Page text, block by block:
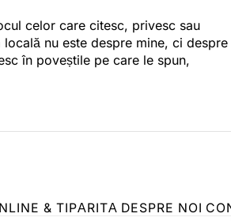
celor care citesc, privesc sau
nu este despre mine, ci despre
în poveștile pe care le spun,
& TIPĂRITĂ DESPRE NOI